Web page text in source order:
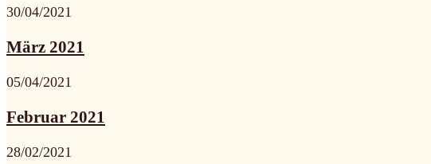
30/04/2021
März 2021
05/04/2021
Februar 2021
28/02/2021